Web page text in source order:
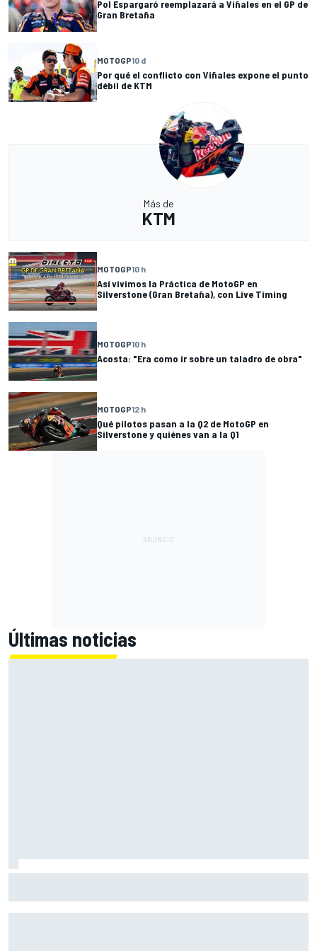
Pol Espargaró reemplazará a Viñales en el GP de
Gran Bretaña
MOTOGP10 d
Por qué el conflicto con Viñales expone el punto
débil de KTM
Más de
KTM
MOTOGP10 h
Así vivimos la Práctica de MotoGP en
Silverstone (Gran Bretaña), con Live Timing
MOTOGP10 h
Acosta: "Era como ir sobre un taladro de obra"
MOTOGP12 h
Qué pilotos pasan a la Q2 de MotoGP en
Silverstone y quiénes van a la Q1
Últimas noticias